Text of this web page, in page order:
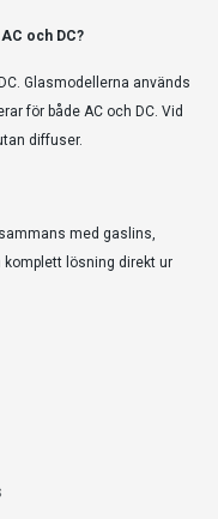
och DC?
Glasmodellerna används
för både AC och DC. Vid
diffuser.
med gaslins,
komplett lösning direkt ur